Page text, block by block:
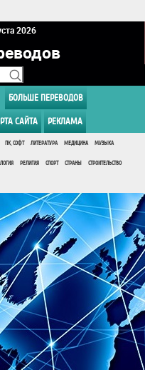
2026
БОЛЬШЕ ПЕРЕВОДОВ
САЙТА РЕКЛАМА
ПК, СОФТ ЛИТЕРАТУРА МЕДИЦИНА МУЗЫКА
РЕЛИГИЯ СПОРТ СТРАНЫ СТРОИТЕЛЬСТВО